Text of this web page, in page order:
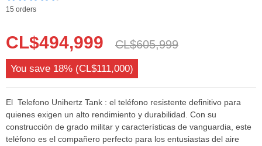
Valorado con
4.6de 5
15 orders
CL$605,999
El
precio
original
era:
CL$605,999.
CL$494,999
El
precio
actual
es:
CL$494,999.
You save 18% (CL$111,000)
El Telefono Unihertz Tank : el teléfono resistente definitivo para
quienes exigen un alto rendimiento y durabilidad. Con su
construcción de grado militar y características de vanguardia, este
teléfono es el compañero perfecto para los entusiastas del aire